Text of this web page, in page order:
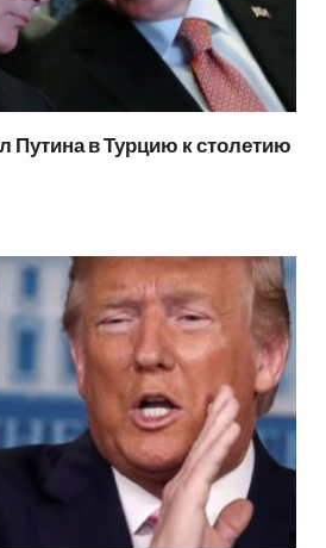
Путина в Турцию к столетию